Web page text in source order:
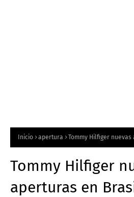
Inicio apertura Tommy Hilfiger
Tommy Hilfiger
aperturas en